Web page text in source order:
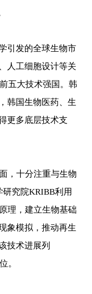
引发的全球生物市
人工细胞设计等关
五大技术强国。韩
韩国生物医药、生
更多底层技术支
，十分注重与生物
究院KRIBB利用
理，建立生物基础
象模拟，推动再生
技术进展列
。